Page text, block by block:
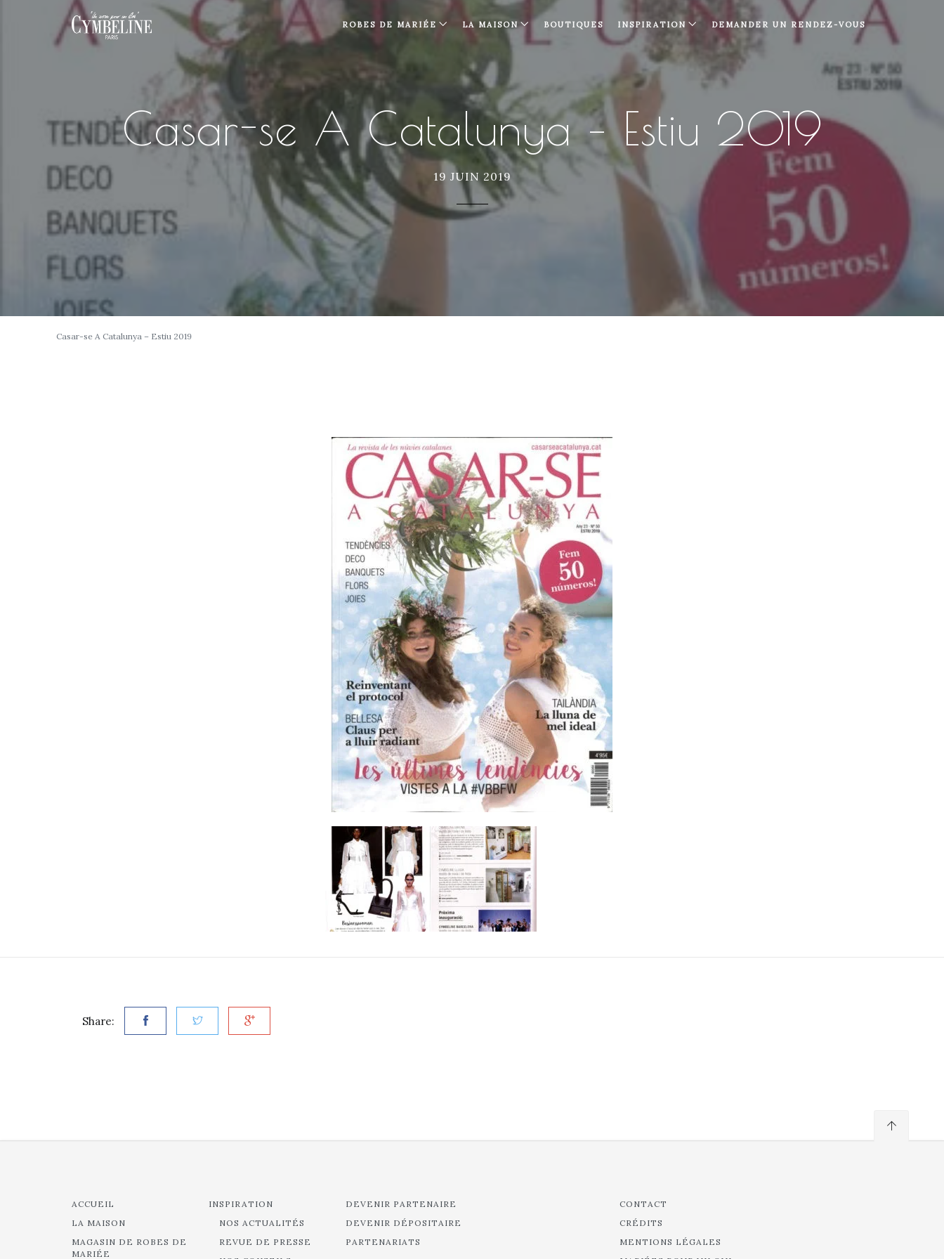
ROBES DE MARIÉE LA MAISON BOUTIQUES INSPIRATION DEMANDER UN RENDEZ-VOUS
Casar-se A Catalunya – Estiu 2019
19 JUIN 2019
Casar-se A Catalunya – Estiu 2019
Share:
ACCUEIL
LA MAISON
MAGASIN DE ROBES DE
MARIÉE
INSPIRATION
NOS ACTUALITÉS
REVUE DE PRESSE
DEVENIR PARTENAIRE
DEVENIR DÉPOSITAIRE
PARTENARIATS
CONTACT
CRÉDITS
MENTIONS LÉGALES